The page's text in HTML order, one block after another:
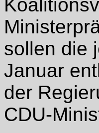
sollen die
Januar
der
CDU-